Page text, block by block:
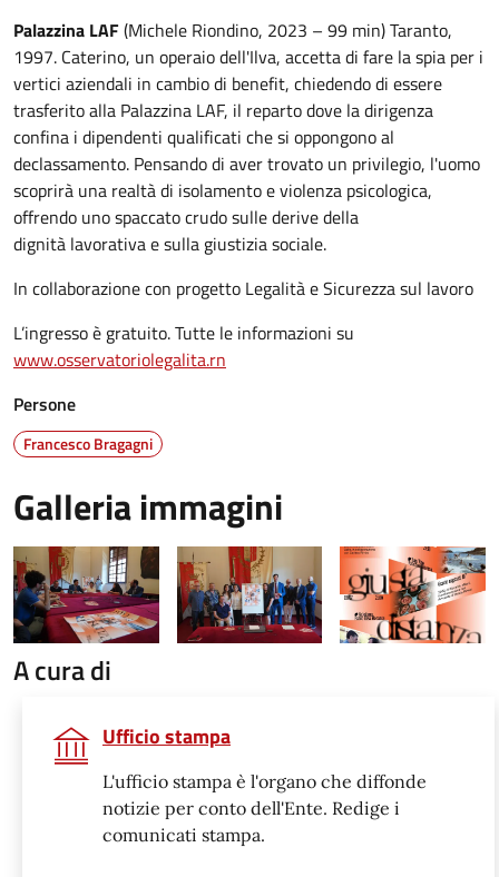
Palazzina LAF(Michele Riondino, 2023 – 99 min) Taranto,
1997. Caterino, un operaio dell'Ilva, accetta di fare la spia per i
vertici aziendali in cambio di benefit, chiedendo di essere
trasferito alla Palazzina LAF, il reparto dove la dirigenza
confina i dipendenti qualificati che si oppongono al
declassamento. Pensando di aver trovato un privilegio, l'uomo
scoprirà una realtà di isolamento e violenza psicologica,
offrendo uno spaccato crudo sulle derive della
dignità lavorativa e sulla giustizia sociale.
In collaborazione con progetto Legalità e Sicurezza sul lavoro
L’ingresso è gratuito. Tutte le informazioni su
www.osservatoriolegalita.rn
Persone
Francesco Bragagni
Galleria immagini
A cura di
Ufficio stampa
L'ufficio stampa è l'organo che diffonde
notizie per conto dell'Ente. Redige i
comunicati stampa.